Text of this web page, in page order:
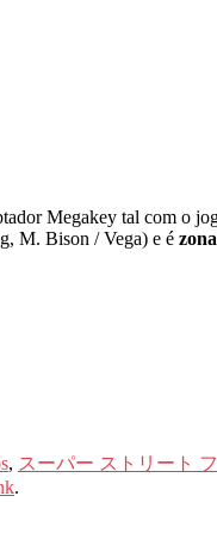
Megakey tal com o
M. Bison / Vega) e é
, スーパー ストリート フ
.